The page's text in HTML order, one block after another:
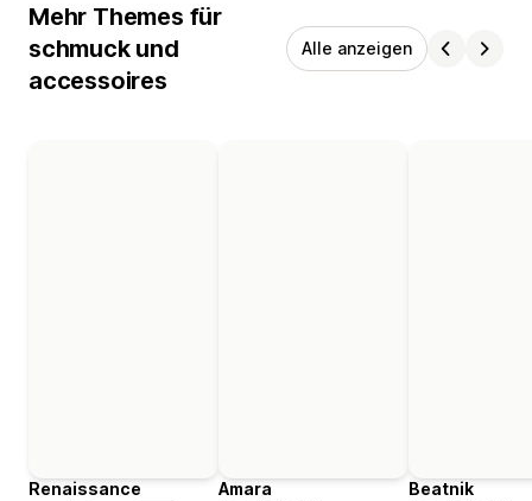
Mehr Themes für
schmuck und
accessoires
Alle anzeigen
Renaissance
Amara
Beatnik